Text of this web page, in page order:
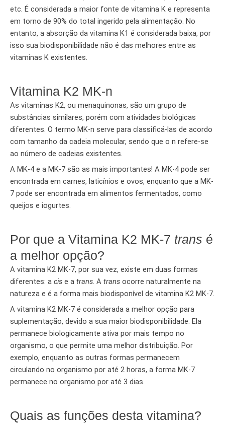
etc. É considerada a maior fonte de vitamina K e representa
em torno de 90% do total ingerido pela alimentação. No
entanto, a absorção da vitamina K1 é considerada baixa, por
isso sua biodisponibilidade não é das melhores entre as
vitaminas K existentes.
Vitamina K2 MK-n
As vitaminas K2, ou menaquinonas, são um grupo de
substâncias similares, porém com atividades biológicas
diferentes. O termo MK-n serve para classificá-las de acordo
com tamanho da cadeia molecular, sendo que o n refere-se
ao número de cadeias existentes.
A MK-4 e a MK-7 são as mais importantes! A MK-4 pode ser
encontrada em carnes, laticínios e ovos, enquanto que a MK-
7 pode ser encontrada em alimentos fermentados, como
queijos e iogurtes.
Por que a Vitamina K2 MK-7 trans é
a melhor opção?
A vitamina K2 MK-7, por sua vez, existe em duas formas
diferentes: a cis e a trans. A trans ocorre naturalmente na
natureza e é a forma mais biodisponível de vitamina K2 MK-7.
A vitamina K2 MK-7 é considerada a melhor opção para
suplementação, devido a sua maior biodisponibilidade. Ela
permanece biologicamente ativa por mais tempo no
organismo, o que permite uma melhor distribuição. Por
exemplo, enquanto as outras formas permanecem
circulando no organismo por até 2 horas, a forma MK-7
permanece no organismo por até 3 dias.
Quais as funções desta vitamina?